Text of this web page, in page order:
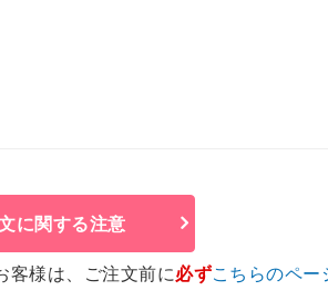
に関する注意
客様は、ご注文前に必ずこちらのペー